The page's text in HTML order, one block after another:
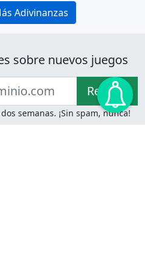
Adivinanzas
sobre nuevos juegos
Recibir!
semanas. ¡Sin spam, nunca!